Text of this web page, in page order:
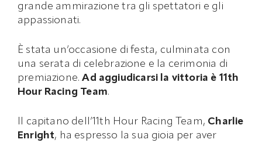
grande ammirazione tra gli spettatori e gli
appassionati.
È stata un’occasione di festa, culminata con
una serata di celebrazione e la cerimonia di
premiazione.Ad aggiudicarsi la vittoria è 11th
Hour Racing Team.
Il capitano dell’11th Hour Racing Team, Charlie
Enright, ha espresso la sua gioia per aver